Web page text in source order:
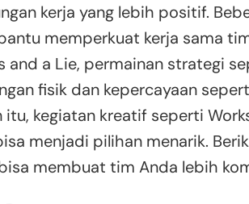
kerja yang lebih positif.
memperkuat kerja sama
and a Lie, permainan strategi
fisik dan kepercayaan
itu, kegiatan kreatif seperti
menjadi pilihan menarik.
membuat tim Anda lebih